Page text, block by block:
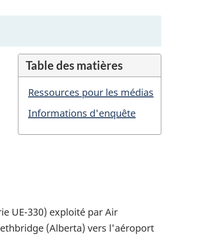
Table des matières
Ressources pour les médias
Informations d'enquête
UE-330) exploité par Air
(Alberta) vers l'aéroport